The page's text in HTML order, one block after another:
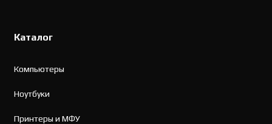
Каталог
Компьютеры
Ноутбуки
Принтеры и МФУ